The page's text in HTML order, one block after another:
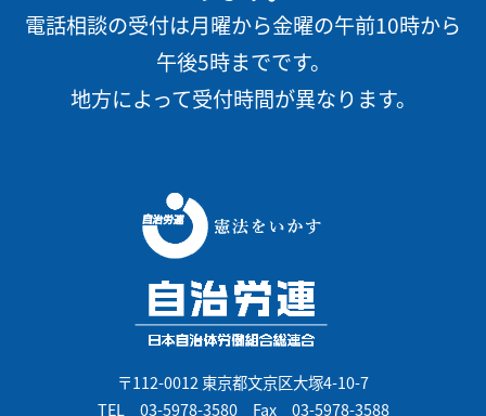
電話相談の受付は月曜から金曜の午前10時から
午後5時までです。
地方によって受付時間が異なります。
〒112-0012 東京都文京区大塚4-10-7
TEL 03-5978-3580Fax 03-5978-3588